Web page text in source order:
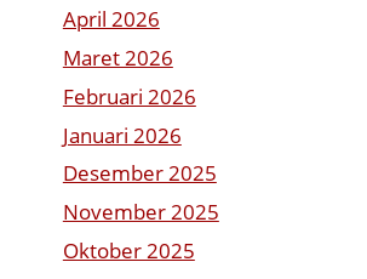
April 2026
Maret 2026
Februari 2026
Januari 2026
Desember 2025
November 2025
Oktober 2025